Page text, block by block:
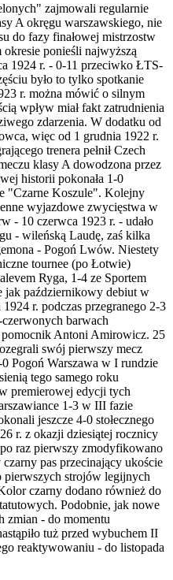
zajmowali regularnie
A okręgu warszawskiego, nie
do fazy finałowej mistrzostw
ponieśli najwyższą
1924 r. - 0-11 przeciwko ŁTS-
było to tylko spotkanie
r. można mówić o silnym
wpływ miał fakt zatrudnienia
zdarzenia. W dodatku od
więc od 1 grudnia 1922 r.
trenera pełnił Czech
klasy A dowodzona przez
historii pokonała 1-0
"Czarne Koszule". Kolejny
wyjazdowe zwycięstwa w
- 10 czerwca 1923 r. - udało
- wileńską Laudę, zaś kilka
- Pogoń Lwów. Niestety
tournee (po Łotwie)
Ryga, 1-4 ze Sportem
jak październikowy debiut w
r. podczas przegranego 2-3
barwach
pomocnik Antoni Amirowicz. 25
swój pierwszy mecz
Pogoń Warszawa w I rundzie
tego samego roku
premierowej edycji tych
1-3 w III fazie
jeszcze 4-0 stołecznego
r. z okazji dziesiątej rocznicy
raz pierwszy zmodyfikowano
pas przecinający ukoście
pierwszych strojów legijnych
czarny dodano również do
Podobnie, jak nowe
zmian - do momentu
tuż przed wybuchem II
reaktywowaniu - do listopada